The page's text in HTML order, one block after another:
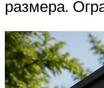
размера.